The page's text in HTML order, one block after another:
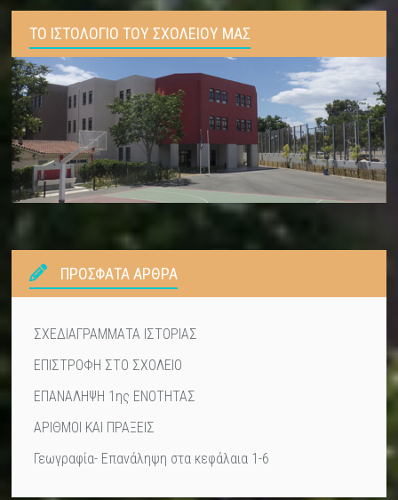
ΤΟ ΙΣΤΟΛΟΓΙΟ ΤΟΥ ΣΧΟΛΕΙΟΥ ΜΑΣ
ΠΡΌΣΦΑΤΑ ΆΡΘΡΑ
ΣΧΕΔΙΑΓΡΑΜΜΑΤΑ ΙΣΤΟΡΙΑΣ
ΕΠΙΣΤΡΟΦΗ ΣΤΟ ΣΧΟΛΕΙΟ
ΕΠΑΝΑΛΗΨΗ 1ης ΕΝΟΤΗΤΑΣ
ΑΡΙΘΜΟΙ ΚΑΙ ΠΡΑΞΕΙΣ
Γεωγραφία- Επανάληψη στα κεφάλαια 1-6